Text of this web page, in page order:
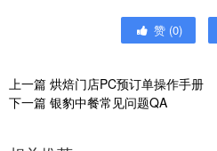
赞 (0)
上一篇 烘焙门店PC预订单操作手册
下一篇 银豹中餐常见问题QA